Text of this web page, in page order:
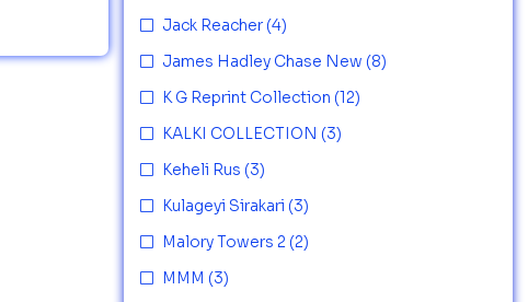
Jack Reacher (4)
James Hadley Chase New (8)
K G Reprint Collection (12)
KALKI COLLECTION (3)
Keheli Rus (3)
Kulageyi Sirakari (3)
Malory Towers 2 (2)
MMM (3)